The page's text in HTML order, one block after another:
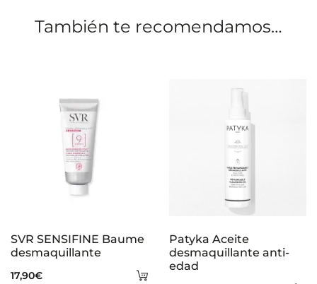
También te recomendamos…
Añadir
SVR SENSIFINE Baume
desmaquillante
17,90€
Patyka Aceite
desmaquillante anti-
edad